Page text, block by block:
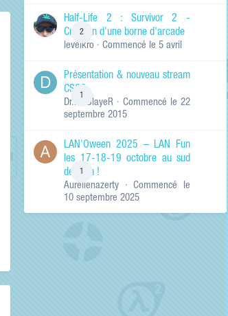
RECHERCHER LES
Titres et corps
Titres des
uniquement
2
Half-Life 2 : Survivor 2 -
Création d'une borne d'arcade
levelkro · Commencé le 5 avril
1
Présentation & nouveau stream
CSGO
Dr.KinSlayeR · Commencé le 22
septembre 2015
1
LAN'Oween 2025 – LAN Fun
les 17-18-19 octobre au sud
de Lyon !
Aurelienazerty · Commencé le
10 septembre 2025